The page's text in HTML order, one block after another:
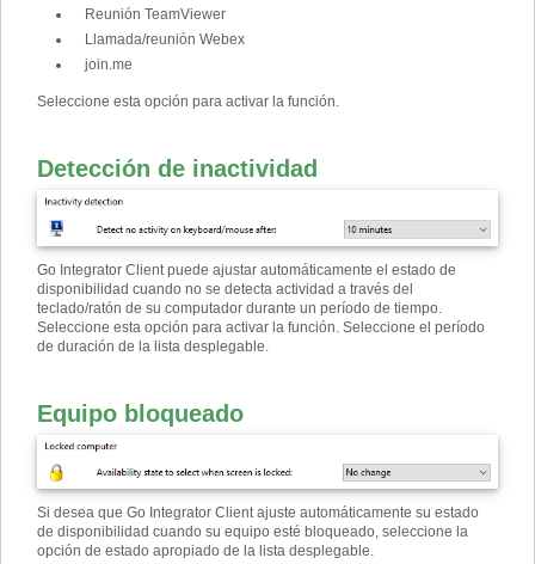
Reunión TeamViewer
Llamada/reunión Webex
join.me
Seleccione esta opción para activar la función.
Detección de inactividad
Go Integrator Client puede ajustar automáticamente el estado de
disponibilidad cuando no se detecta actividad a través del
teclado/ratón de su computador durante un período de tiempo.
Seleccione esta opción para activar la función. Seleccione el período
de duración de la lista desplegable.
Equipo bloqueado
Si desea que Go Integrator Client ajuste automáticamente su estado
de disponibilidad cuando su equipo esté bloqueado, seleccione la
opción de estado apropiado de la lista desplegable.